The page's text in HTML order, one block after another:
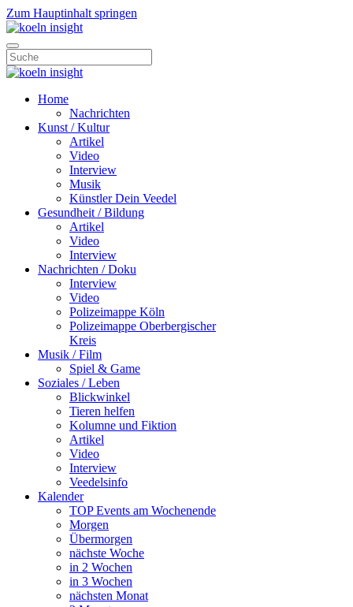
Zum Hauptinhalt springen
Home
Nachrichten
Kunst / Kultur
Artikel
Video
Interview
Musik
Künstler Dein Veedel
Gesundheit / Bildung
Artikel
Video
Interview
Nachrichten / Doku
Interview
Video
Polizeimappe Köln
Polizeimappe Oberbergischer
Kreis
Musik / Film
Spiel & Game
Soziales / Leben
Blickwinkel
Tieren helfen
Kolumne und Fiktion
Artikel
Video
Interview
Veedelsinfo
Kalender
TOP Events am Wochenende
Morgen
Übermorgen
nächste Woche
in 2 Wochen
in 3 Wochen
nächsten Monat